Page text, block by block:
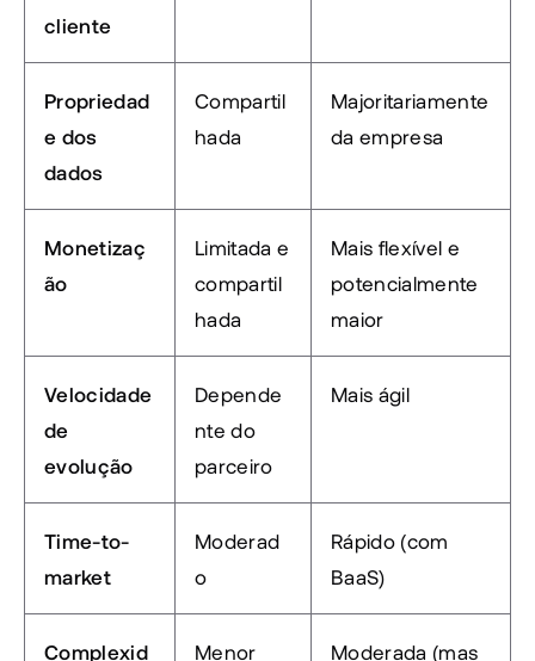
cliente
Propriedad
e dos
dados
Compartil
hada
Majoritariamente
da empresa
Monetizaç
ão
Limitada e
compartil
hada
Mais flexível e
potencialmente
maior
Velocidade
de
evolução
Depende
nte do
parceiro
Mais ágil
Time-to-
market
Moderad
o
Rápido (com
BaaS)
Complexid
Menor
Moderada (mas